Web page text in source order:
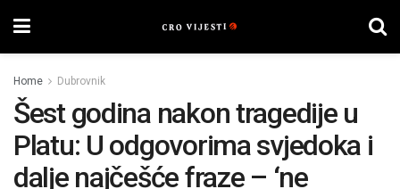
Home Dubrovnik
Šest godina nakon tragedije u
Platu: U odgovorima svjedoka i
dalje najčešće fraze – ‘ne